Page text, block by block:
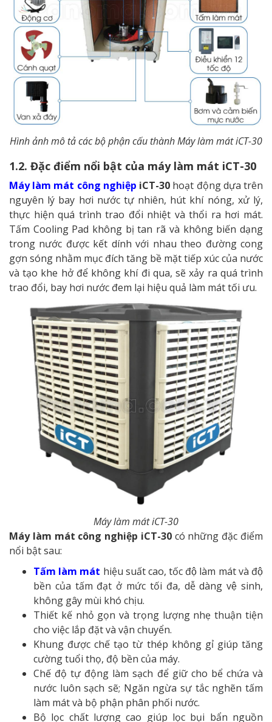
Hình ảnh mô tả các bộ phận cấu thành Máy làm mát iCT-30
1.2. Đặc điểm nổi bật của máy làm mát iCT-30
Máy làm mát công nghiệp iCT-30 hoạt động dựa trên
nguyên lý bay hơi nước tự nhiên, hút khí nóng, xử lý,
thực hiện quá trình trao đổi nhiệt và thổi ra hơi mát.
Tấm Cooling Pad không bị tan rã và không biến dạng
trong nước được kết dính với nhau theo đường cong
gợn sóng nhằm mục đích tăng bề mặt tiếp xúc của nước
và tạo khe hở để không khí đi qua, sẽ xảy ra quá trình
trao đổi, bay hơi nước đem lại hiệu quả làm mát tối ưu.
Máy làm mát iCT-30
Máy làm mát công nghiệp iCT-30 có những đặc điểm
nổi bật sau:
Tấm làm mát hiệu suất cao, tốc độ làm mát và độ
bền của tấm đạt ở mức tối đa, dễ dàng vệ sinh,
không gây mùi khó chịu.
Thiết kế nhỏ gọn và trọng lượng nhẹ thuận tiện
cho việc lắp đặt và vận chuyển.
Khung được chế tạo từ thép không gỉ giúp tăng
cường tuổi thọ, độ bền của máy.
Chế độ tự động làm sạch để giữ cho bể chứa và
nước luôn sạch sẽ; Ngăn ngừa sự tắc nghẽn tấm
làm mát và bộ phận phân phối nước.
Bộ lọc chất lượng cao giúp lọc bụi bẩn nguồn